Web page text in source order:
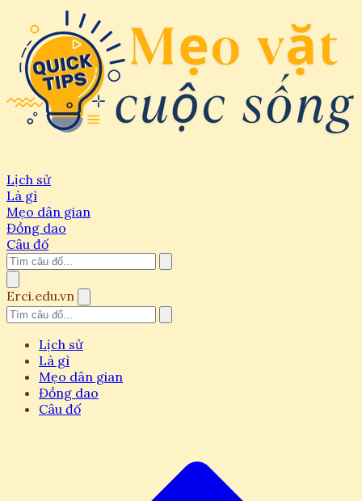
Lịch sử
Là gì
Mẹo dân gian
Đồng dao
Câu đố
Erci.edu.vn
Lịch sử
Là gì
Mẹo dân gian
Đồng dao
Câu đố